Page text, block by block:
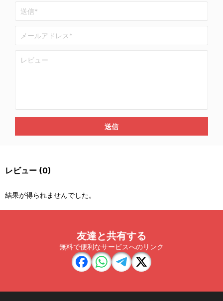
送信
レビュー (0)
結果が得られませんでした。
友達と共有する
無料で便利なサービスへのリンク